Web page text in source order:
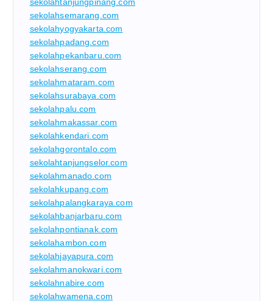
sekolahsemarang.com
sekolahyogyakarta.com
sekolahpadang.com
sekolahpekanbaru.com
sekolahserang.com
sekolahmataram.com
sekolahsurabaya.com
sekolahpalu.com
sekolahmakassar.com
sekolahkendari.com
sekolahgorontalo.com
sekolahtanjungselor.com
sekolahmanado.com
sekolahkupang.com
sekolahpalangkaraya.com
sekolahbanjarbaru.com
sekolahpontianak.com
sekolahambon.com
sekolahjayapura.com
sekolahmanokwari.com
sekolahnabire.com
sekolahwamena.com